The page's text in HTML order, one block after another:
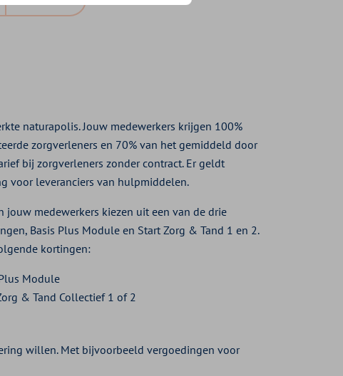
naturapolis. Jouw medewerkers krijgen 100%
zorgverleners en 70% van het gemiddeld door
bij zorgverleners zonder contract. Er geldt
voor leveranciers van hulpmiddelen.
jouw medewerkers kiezen uit een van de drie
Basis Plus Module en Start Zorg & Tand 1 en 2.
kortingen:
Module
& Tand Collectief 1 of 2
willen. Met bijvoorbeeld vergoedingen voor